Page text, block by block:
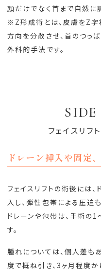
顔だけでなく首まで自然に
※Z形成術とは、皮膚をZ字
方向を分散させ、首のつっ
外科的手法です。
SIDE
フェイスリフ
ドレーン挿入や固定
フェイスリフトの術後には
入し、弾性包帯による圧迫も
ドレーンや包帯は、手術の
す。
腫れについては、個人差も
度で概ね引き、3ヶ月程度か